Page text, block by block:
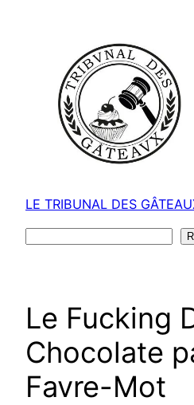
LE TRIBUNAL DES
Le Fucking
Chocolate
Favre-Mot